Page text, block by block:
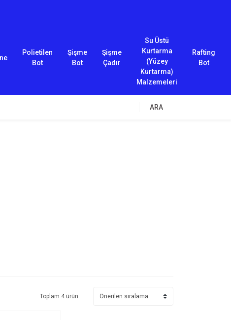
Polietilen
Bot
Şişme
Bot
Şişme
Çadır
Su Üstü
Kurtarma
(Yüzey
Kurtarma)
Malzemeleri
Rafting
Bot
ARA
Toplam 4 ürün